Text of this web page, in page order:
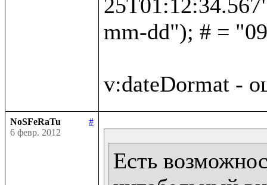
mm-dd"); # =
NoSFeRaTu
#
6 февр. 2012
Есть